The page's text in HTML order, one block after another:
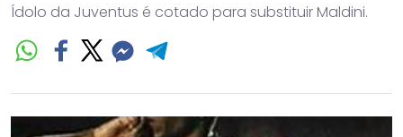
Ídolo da Juventus é cotado para substituir Maldini.